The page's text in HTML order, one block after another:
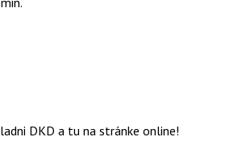
DKD a tu na stránke online!